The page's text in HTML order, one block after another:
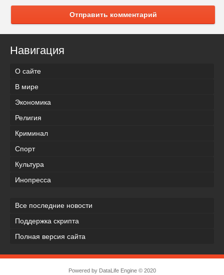
Отправить комментарий
Навигация
О сайте
В мире
Экономика
Религия
Криминал
Спорт
Культура
Инопресса
Все последние новости
Поддержка скрипта
Полная версия сайта
Powered by DataLife Engine© 2020